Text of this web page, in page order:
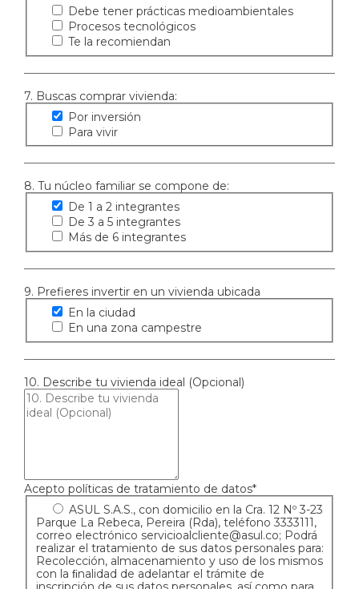
Debe tener prácticas medioambientales
Procesos tecnológicos
Te la recomiendan
7. Buscas comprar vivienda:
Por inversión
Para vivir
8. Tu núcleo familiar se compone de:
De 1 a 2 integrantes
De 3 a 5 integrantes
Más de 6 integrantes
9. Prefieres invertir en un vivienda ubicada
En la ciudad
En una zona campestre
10. Describe tu vivienda ideal (Opcional)
Acepto políticas de tratamiento de datos*
ASUL S.A.S., con domicilio en la Cra. 12 Nº 3-23
Parque La Rebeca, Pereira (Rda), teléfono 3333111,
correo electrónico servicioalcliente@asul.co; Podrá
realizar el tratamiento de sus datos personales para:
Recolección, almacenamiento y uso de los mismos
con la ﬁnalidad de adelantar el trámite de